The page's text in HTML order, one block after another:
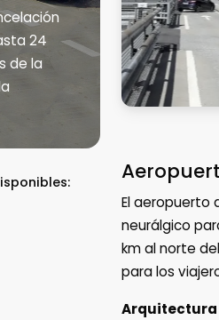
24
de la
El aeropuerto
neurálgico
km al norte
para los
Arquitectura